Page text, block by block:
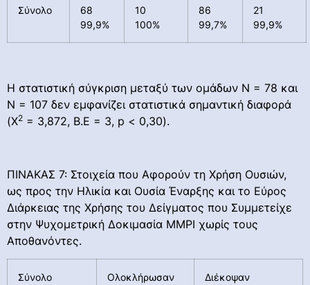
Σύνολο
68
99,9%
10
100%
86
99,7%
21
99,9%
Η στατιστική σύγκριση μεταξύ των ομάδων Ν = 78 και
Ν = 107 δεν εμφανίζει στατιστικά σημαντική διαφορά
(Χ2 = 3,872, Β.Ε = 3, p < 0,30).
ΠΙΝΑΚΑΣ 7: Στοιχεία που Αφορούν τη Χρήση Ουσιών,
ως προς την Ηλικία και Ουσία Έναρξης και το Εύρος
Διάρκειας της Χρήσης του Δείγματος που Συμμετείχε
στην Ψυχομετρική Δοκιμασία ΜΜΡΙ χωρίς τους
Αποθανόντες.
Σύνολο
Ολοκλήρωσαν
Διέκοψαν